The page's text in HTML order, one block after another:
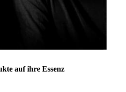
auf ihre Essenz